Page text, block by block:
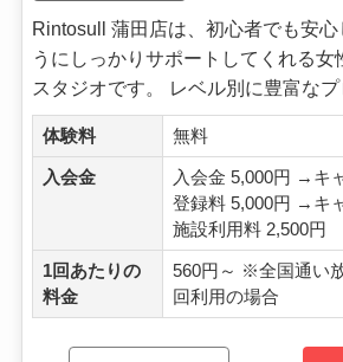
Rintosull 蒲田店は、初心者でも安心
うにしっかりサポートしてくれる女
スタジオです。 レベル別に豊富な
体験料 無料
入会金
入会金 5,000円 →キ
登録料 5,000円 →キ
施設利用料 2,500円
1回あたりの
料金
560円～ ※全国通い
回利用の場合